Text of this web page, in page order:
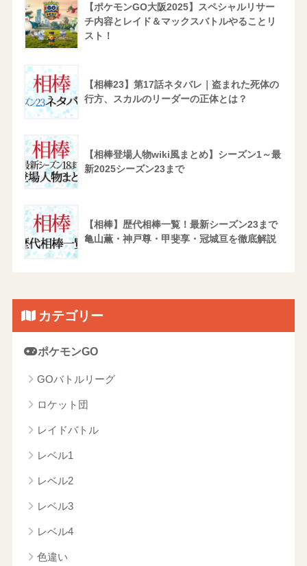
【ポケモンGO大阪2025】スペシャルリサー
チ内容とレイド＆マックスバトルやることリ
スト！
【相棒23】第17話ネタバレ｜盗まれた死体の
行方、スカルのリーダーの正体とは？
【相棒登場人物wiki風まとめ】シーズン1～最
新2025シーズン23まで
【相棒】歴代相棒一覧！最新シーズン23まで
亀山薫・神戸尊・甲斐享・冠城亘を徹底解説
カテゴリー
ポケモンGO
GOバトルリーグ
ロケット団
レイドバトル
レベル1
レベル2
レベル3
レベル4
色違い